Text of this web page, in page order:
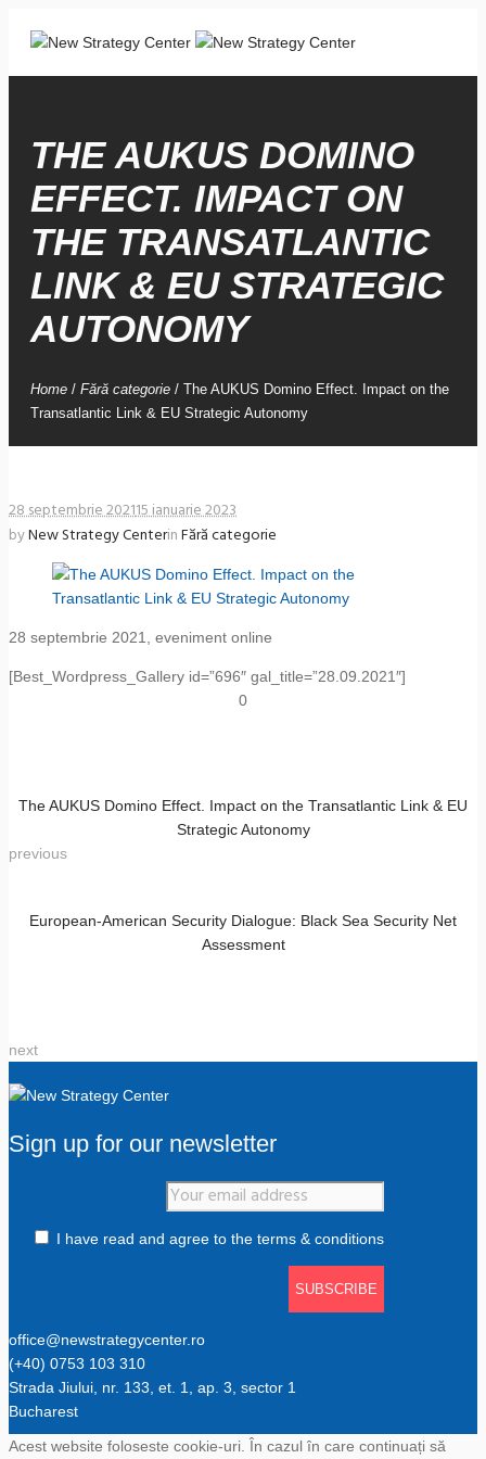
THE AUKUS DOMINO
EFFECT. IMPACT ON
THE TRANSATLANTIC
LINK & EU STRATEGIC
AUTONOMY
Home / Fără categorie / The AUKUS Domino Effect. Impact on the
Transatlantic Link & EU Strategic Autonomy
28 septembrie 202115 ianuarie 2023
byNew Strategy CenterinFără categorie
28 septembrie 2021, eveniment online
[Best_Wordpress_Gallery id=”696″ gal_title=”28.09.2021″]
0
The AUKUS Domino Effect. Impact on the Transatlantic Link & EU
Strategic Autonomy
previous
European-American Security Dialogue: Black Sea Security Net
Assessment
next
Sign up for our newsletter
I have read and agree to the terms & conditions
office@newstrategycenter.ro
(+40) 0753 103 310
Strada Jiului, nr. 133, et. 1, ap. 3, sector 1
Bucharest
Acest website foloseste cookie-uri. În cazul în care continuați să